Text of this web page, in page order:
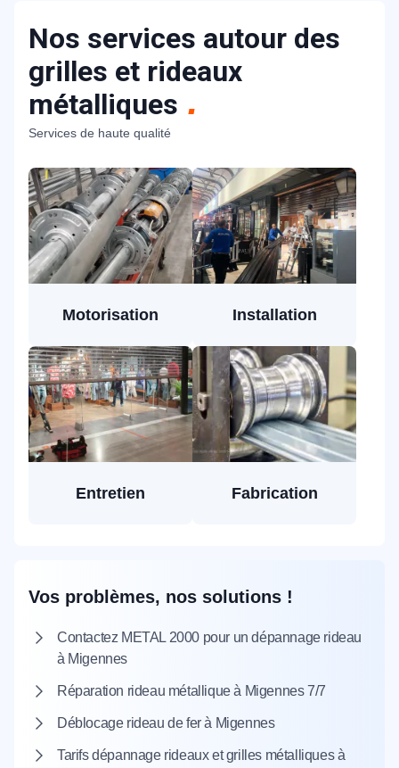
Nos services autour des
grilles et rideaux
métalliques
Services de haute qualité
Motorisation Installation
Entretien Fabrication
Vos problèmes, nos solutions !
Contactez METAL 2000 pour un dépannage rideau
à Migennes
Réparation rideau métallique à Migennes 7/7
Déblocage rideau de fer à Migennes
Tarifs dépannage rideaux et grilles métalliques à